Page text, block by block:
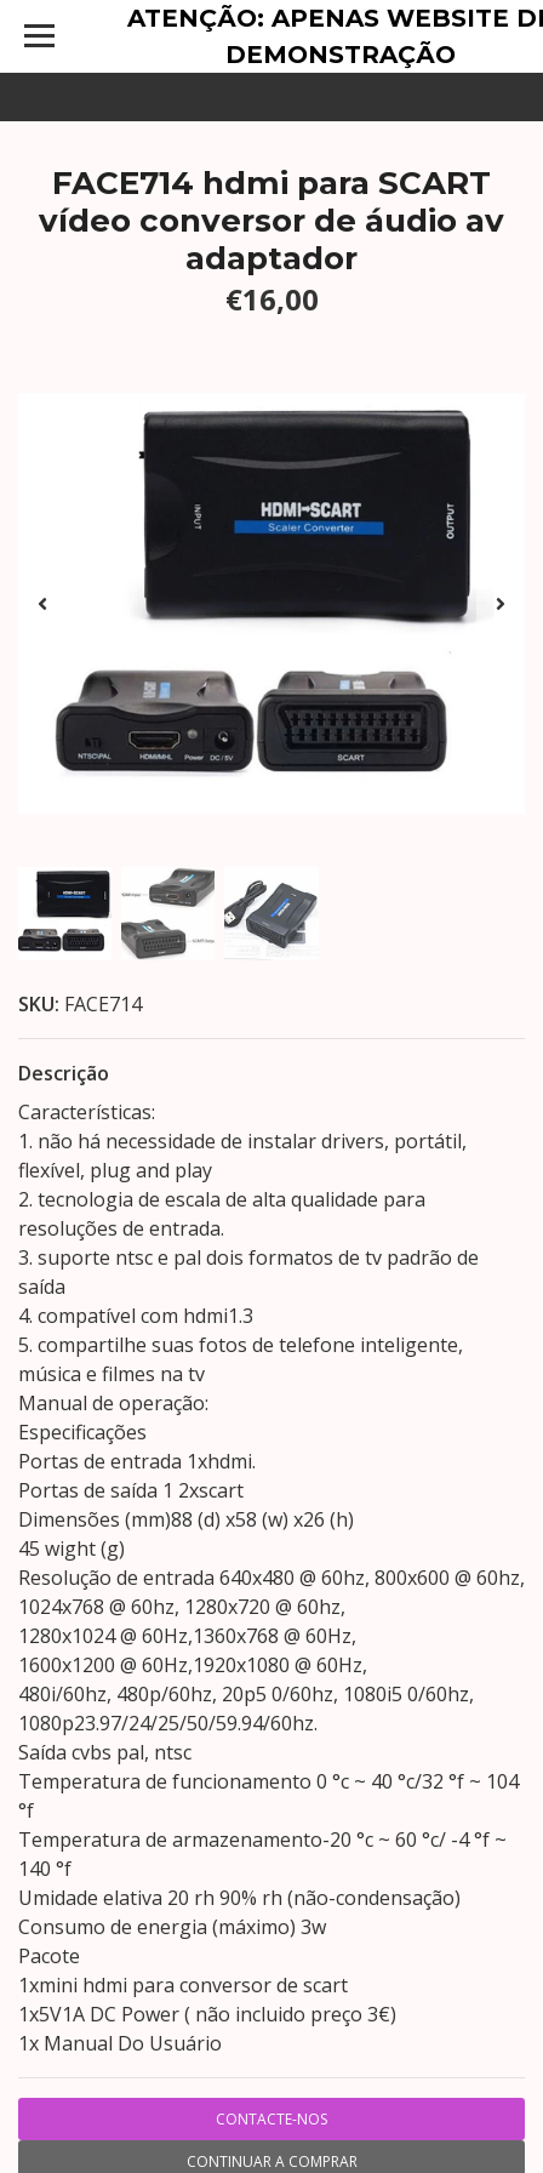
ATENÇÃO: APENAS WEBSITE
DEMONSTRAÇÃO
FACE714 hdmi para SCART
vídeo conversor de áudio av
adaptador
€16,00
SKU: FACE714
Descrição
Características:
1. não há necessidade de instalar drivers, portátil,
flexível, plug and play
2. tecnologia de escala de alta qualidade para
resoluções de entrada.
3. suporte ntsc e pal dois formatos de tv padrão de
saída
4. compatível com hdmi1.3
5. compartilhe suas fotos de telefone inteligente,
música e filmes na tv
Manual de operação:
Especificações
Portas de entrada 1xhdmi.
Portas de saída 1 2xscart
Dimensões (mm)88 (d) x58 (w) x26 (h)
45 wight (g)
Resolução de entrada 640x480 @ 60hz, 800x600 @ 60hz,
1024x768 @ 60hz, 1280x720 @ 60hz,
1280x1024 @ 60Hz,1360x768 @ 60Hz,
1600x1200 @ 60Hz,1920x1080 @ 60Hz,
480i/60hz, 480p/60hz, 20p5 0/60hz, 1080i5 0/60hz,
1080p23.97/24/25/50/59.94/60hz.
Saída cvbs pal, ntsc
Temperatura de funcionamento 0 °c ~ 40 °c/32 °f ~ 104
°f
Temperatura de armazenamento-20 °c ~ 60 °c/ -4 °f ~
140 °f
Umidade elativa 20 rh 90% rh (não-condensação)
Consumo de energia (máximo) 3w
Pacote
1xmini hdmi para conversor de scart
1x5V1A DC Power ( não incluido preço 3€)
1x Manual Do Usuário
CONTACTE-NOS
CONTINUAR A COMPRAR